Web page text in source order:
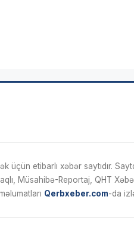
üçün etibarlı xəbər saytıdır.
Müsahibə-Reportaj, QHT
Qerbxeber.com-da